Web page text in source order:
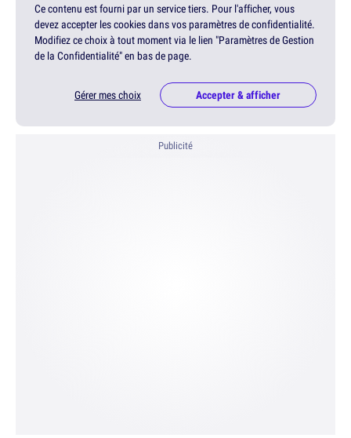
Ce contenu est fourni par un service tiers. Pour l'afficher, vous
devez accepter les cookies dans vos paramètres de confidentialité.
Modifiez ce choix à tout moment via le lien "Paramètres de Gestion
de la Confidentialité" en bas de page.
Gérer mes choix Accepter & afficher
Publicité